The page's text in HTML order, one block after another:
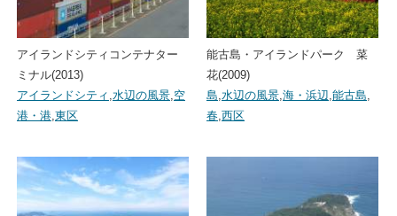
アイランドシティコンテナター
ミナル(2013)
アイランドシティ ,水辺の風景,空
港・港,東区
能古島・アイランドパーク 菜
花(2009)
島,水辺の風景,海・浜辺,能古島,
春,西区